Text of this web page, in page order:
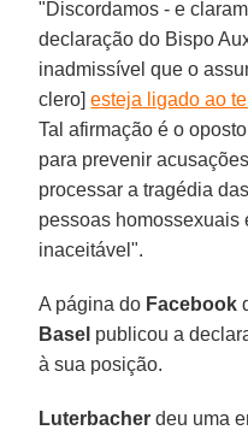
"Discordamos - e
declaração do Bispo
inadmissível que o
clero]esteja ligado ao
Tal afirmação é o
para prevenir
processar a tragédia
pessoas homossexuais
inaceitável".
A página do Facebook
Basel publicou a
à sua posição.
Luterbacher deu uma